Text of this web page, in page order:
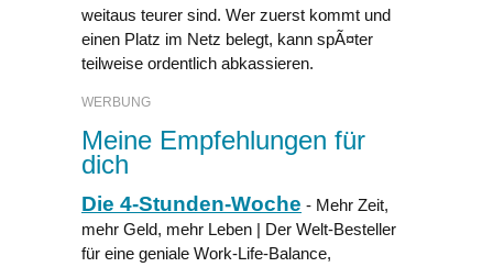
weitaus teurer sind. Wer zuerst kommt und
einen Platz im Netz belegt, kann spÃ¤ter
teilweise ordentlich abkassieren.
WERBUNG
Meine Empfehlungen für
dich
Die 4-Stunden-Woche - Mehr Zeit,
mehr Geld, mehr Leben | Der Welt-Besteller
für eine geniale Work-Life-Balance,